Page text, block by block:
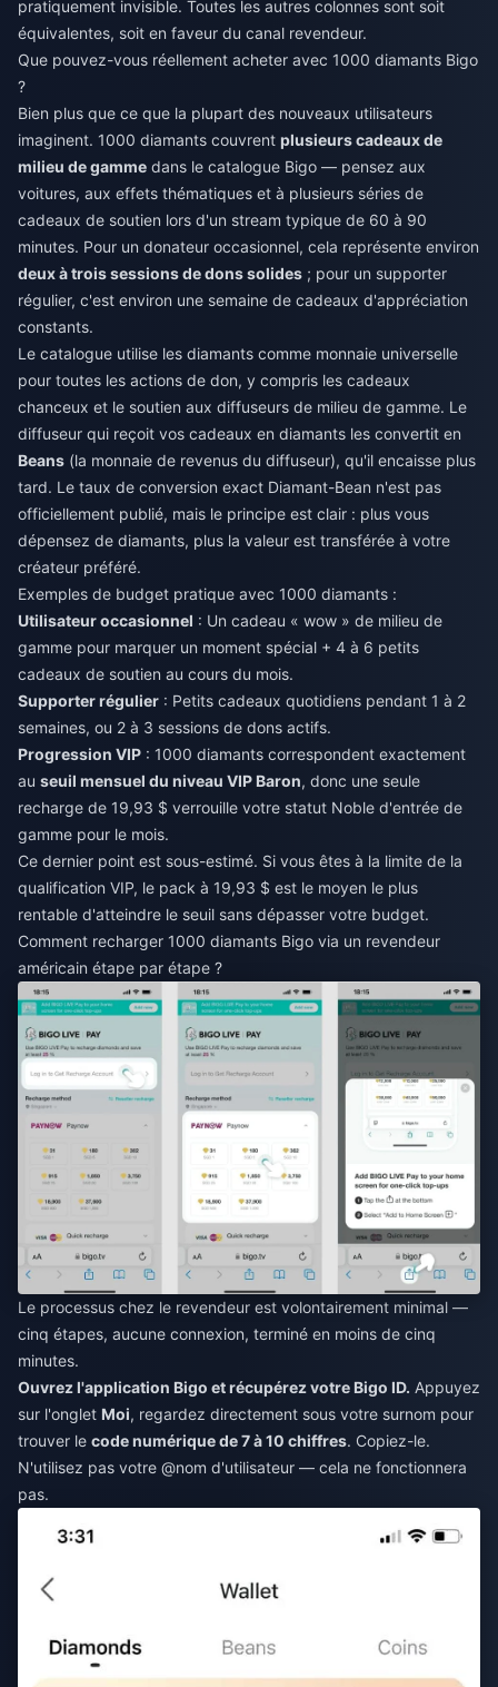
pratiquement invisible. Toutes les autres colonnes sont soit
équivalentes, soit en faveur du canal revendeur.
Que pouvez-vous réellement acheter avec 1000 diamants Bigo
?
Bien plus que ce que la plupart des nouveaux utilisateurs
imaginent. 1000 diamants couvrent plusieurs cadeaux de
milieu de gamme dans le catalogue Bigo — pensez aux
voitures, aux effets thématiques et à plusieurs séries de
cadeaux de soutien lors d'un stream typique de 60 à 90
minutes. Pour un donateur occasionnel, cela représente environ
deux à trois sessions de dons solides ; pour un supporter
régulier, c'est environ une semaine de cadeaux d'appréciation
constants.
Le catalogue utilise les diamants comme monnaie universelle
pour toutes les actions de don, y compris les cadeaux
chanceux et le soutien aux diffuseurs de milieu de gamme. Le
diffuseur qui reçoit vos cadeaux en diamants les convertit en
Beans (la monnaie de revenus du diffuseur), qu'il encaisse plus
tard. Le taux de conversion exact Diamant-Bean n'est pas
officiellement publié, mais le principe est clair : plus vous
dépensez de diamants, plus la valeur est transférée à votre
créateur préféré.
Exemples de budget pratique avec 1000 diamants :
Utilisateur occasionnel : Un cadeau « wow » de milieu de
gamme pour marquer un moment spécial + 4 à 6 petits
cadeaux de soutien au cours du mois.
Supporter régulier : Petits cadeaux quotidiens pendant 1 à 2
semaines, ou 2 à 3 sessions de dons actifs.
Progression VIP : 1000 diamants correspondent exactement
au seuil mensuel du niveau VIP Baron, donc une seule
recharge de 19,93 $ verrouille votre statut Noble d'entrée de
gamme pour le mois.
Ce dernier point est sous-estimé. Si vous êtes à la limite de la
qualification VIP, le pack à 19,93 $ est le moyen le plus
rentable d'atteindre le seuil sans dépasser votre budget.
Comment recharger 1000 diamants Bigo via un revendeur
américain étape par étape ?
Le processus chez le revendeur est volontairement minimal —
cinq étapes, aucune connexion, terminé en moins de cinq
minutes.
Ouvrez l'application Bigo et récupérez votre Bigo ID. Appuyez
sur l'onglet Moi, regardez directement sous votre surnom pour
trouver le code numérique de 7 à 10 chiffres. Copiez-le.
N'utilisez pas votre @nom d'utilisateur — cela ne fonctionnera
pas.